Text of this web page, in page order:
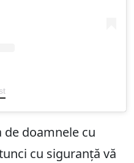
de doamnele cu
cu siguranță vă